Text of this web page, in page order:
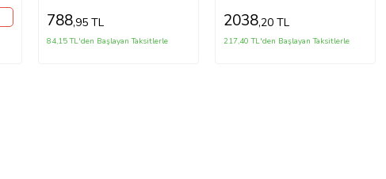
TEKER) (TYG) 8-978521
788,95 TL
84,15 TL'den Başlayan Taksitlerle
2038,20 TL
217,40 TL'den Başlayan Taksitlerle